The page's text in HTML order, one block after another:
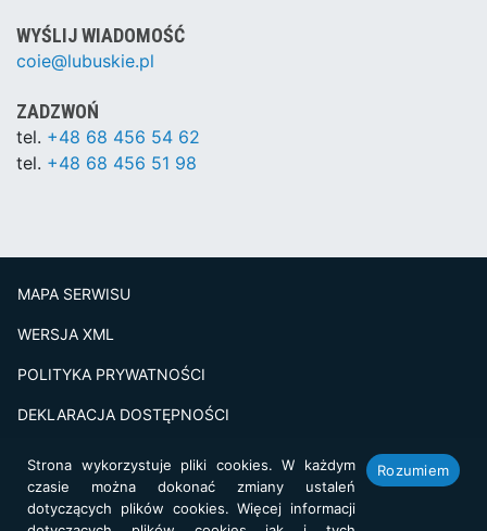
WYŚLIJ WIADOMOŚĆ
coie@lubuskie.pl
ZADZWOŃ
tel. +48 68 456 54 62
tel. +48 68 456 51 98
MAPA SERWISU
WERSJA XML
POLITYKA PRYWATNOŚCI
DEKLARACJA DOSTĘPNOŚCI
Projekt i realizacja: netkoncept.com
Strona wykorzystuje pliki cookies. W każdym
czasie można dokonać zmiany ustaleń
dotyczących plików cookies. Więcej informacji
Rozumiem